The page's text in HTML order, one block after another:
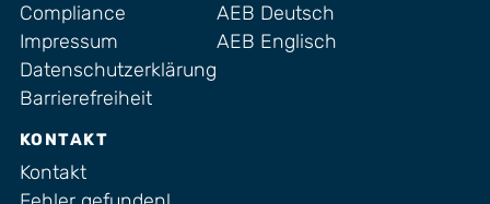
Compliance
Impressum
Datenschutzerklärung
Barrierefreiheit
AEB Deutsch
AEB Englisch
KONTAKT
Kontakt